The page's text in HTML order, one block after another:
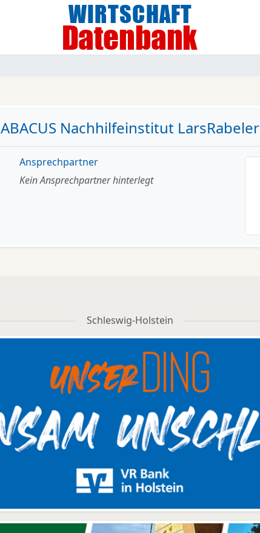
ABACUS Nachhilfeinstitut LarsRabeler
Ansprechpartner
Kein Ansprechpartner hinterlegt
Schleswig-Holstein